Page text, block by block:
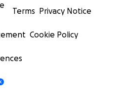
Terms Privacy Notice
Cookie Policy